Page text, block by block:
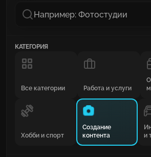
КАТЕГОРИЯ
Все категории Работа и услуги
Хобби и спорт
Создание
контента
и